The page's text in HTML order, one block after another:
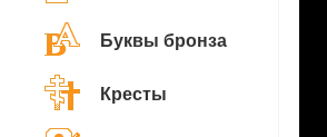
Буквы бронза
Кресты